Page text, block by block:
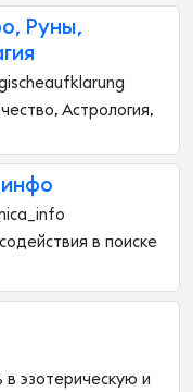
Руны,
Астрология,
в поиске
эзотерическую и